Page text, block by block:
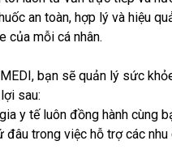
an toàn, hợp lý và hiệu
của mỗi cá nhân.
bạn sẽ quản lý sức
sau:
y tế luôn đồng hành cùng
trong việc hỗ trợ các nhu